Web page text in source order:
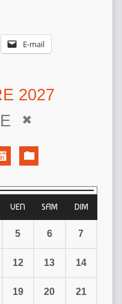
E-mail
2027
VEN SAM DIM
5 6 7
12 13 14
19 20 21